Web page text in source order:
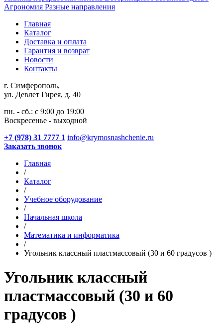
Агрономия Разные направления
Главная
Каталог
Доставка и оплата
Гарантия и возврат
Новости
Контакты
г. Симферополь,
ул. Девлет Гирея, д. 40
пн. - сб.: с 9:00 до 19:00
Воскресенье - выходной
+7 (978) 31 7777 1 info@krymosnashchenie.ru
Заказать звонок
Главная
/
Каталог
/
Учебное оборудование
/
Начальная школа
/
Математика и информатика
/
Угольник классный пластмассовый (30 и 60 градусов )
Угольник классный
пластмассовый (30 и 60
градусов )